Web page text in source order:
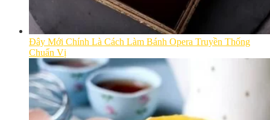
Đây Mới Chính Là Cách Làm Bánh Opera Truyền Thống
Chuẩn Vị